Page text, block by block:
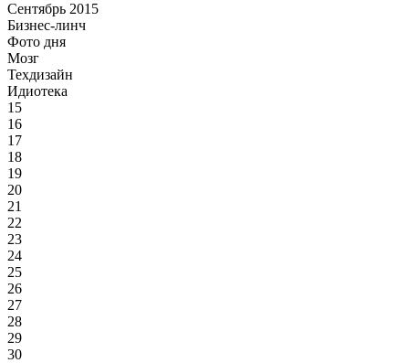
Сентябрь 2015
Бизнес-линч
Фото дня
Мозг
Техдизайн
Идиотека
15
16
17
18
19
20
21
22
23
24
25
26
27
28
29
30